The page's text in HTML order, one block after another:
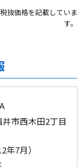
抜価格を記載していま
す。
市西木田2丁目
年7月）